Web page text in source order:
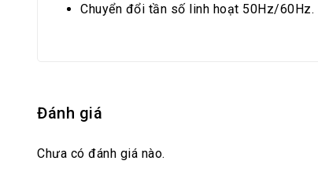
Chuyển đổi tần số linh hoạt 50Hz/60Hz.
Đánh giá
Chưa có đánh giá nào.